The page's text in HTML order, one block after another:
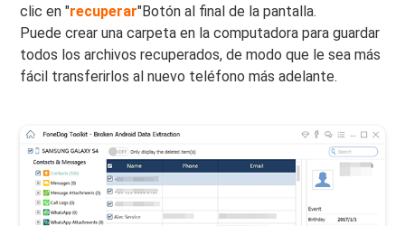
clic en "recuperar"Botón al final de la pantalla.
Puede crear una carpeta en la computadora para guardar
todos los archivos recuperados, de modo que le sea más
fácil transferirlos al nuevo teléfono más adelante.